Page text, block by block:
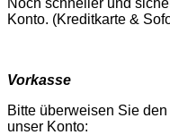
Konto. (Kreditkarte &
Vorkasse
Bitte überweisen Sie
unser Konto: